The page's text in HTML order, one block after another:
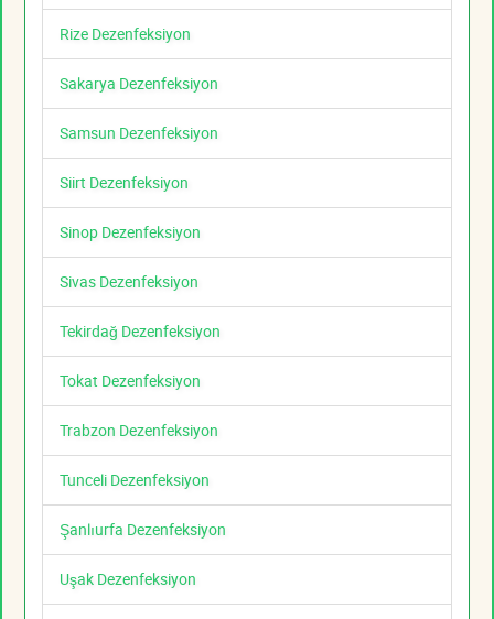
Rize Dezenfeksiyon
Sakarya Dezenfeksiyon
Samsun Dezenfeksiyon
Siirt Dezenfeksiyon
Sinop Dezenfeksiyon
Sivas Dezenfeksiyon
Tekirdağ Dezenfeksiyon
Tokat Dezenfeksiyon
Trabzon Dezenfeksiyon
Tunceli Dezenfeksiyon
Şanlıurfa Dezenfeksiyon
Uşak Dezenfeksiyon